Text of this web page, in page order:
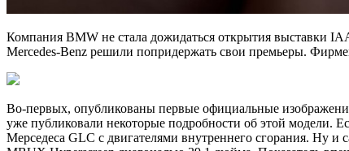
Компания BMW не стала дожидаться открытия выставки
Mercedes-Benz решили попридержать свои премьеры.
Во-первых, опубликованы первые официальные
уже публиковали некоторые подробности об этой модели.
Мерседеса GLC с двигателями внутреннего сгорания. Ну